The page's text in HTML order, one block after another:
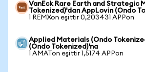
VanEck Rare Earth and Strategic
Tokenized)'dan AppLovin (Ondo
1 REMXon eşittir 0,203431 APPon
Applied Materials (Ondo
(Ondo Tokenized)'na
1 AMATon eşittir 1,5174 APPon